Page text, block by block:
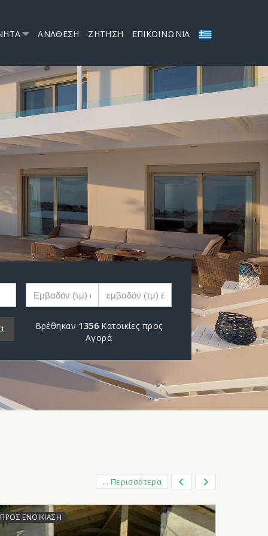
ΑΝΑΘΕΣΗ ΖΗΤΗΣΗ ΕΠΙΚΟΙΝΩΝΙΑ
Βρέθηκαν 1356 Κατοικίες προς
Αγορά
... Περισσότερα
ΠΡΟΣ ΕΝΟΙΚΊΑΣΗ